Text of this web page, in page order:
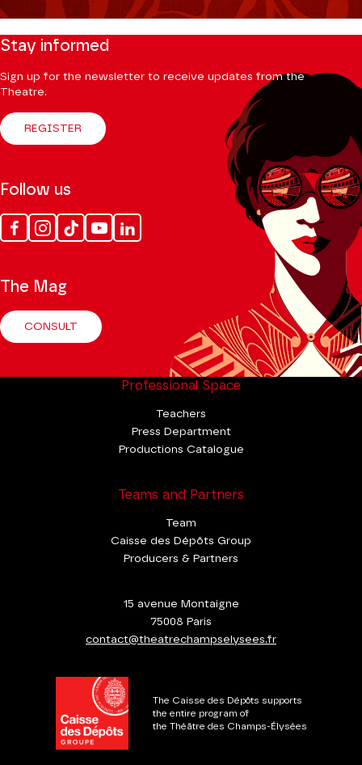
Stay informed
Sign up for the newsletter to receive updates from the
Theatre.
REGISTER
Follow us
FacebookInstagram
Tik
Tok
YoutubeLinkedin
The Mag
CONSULT
Professional Space
Teachers
Press Department
Productions Catalogue
Teams and Partners
Team
Caisse des Dépôts Group
Producers & Partners
15 avenue Montaigne
75008 Paris
contact@theatrechampselysees.fr
The Caisse des Dépôts supports
the entire program of
the Théâtre des Champs-Élysées